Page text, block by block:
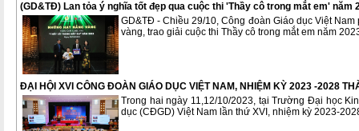
(GD&TĐ) Lan tỏa ý nghĩa tốt đẹp qua cuộc thi 'Thầy cô trong mắt em' năm
GD&TĐ - Chiều 29/10, Công đoàn Giáo dục Việt
vàng, trao giải cuộc thi Thầy cô trong mắt em năm
ĐẠI HỘI XVI CÔNG ĐOÀN GIÁO DỤC VIỆT NAM, NHIỆM KỲ 2023 -2028
Trong hai ngày 11,12/10/2023, tại Trường Đại học
dục (CĐGD) Việt Nam lần thứ XVI, nhiệm kỳ 2023-